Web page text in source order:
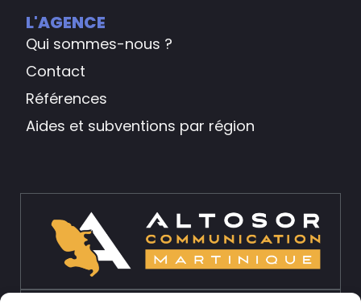
L'AGENCE
Qui sommes-nous ?
Contact
Références
Aides et subventions par région